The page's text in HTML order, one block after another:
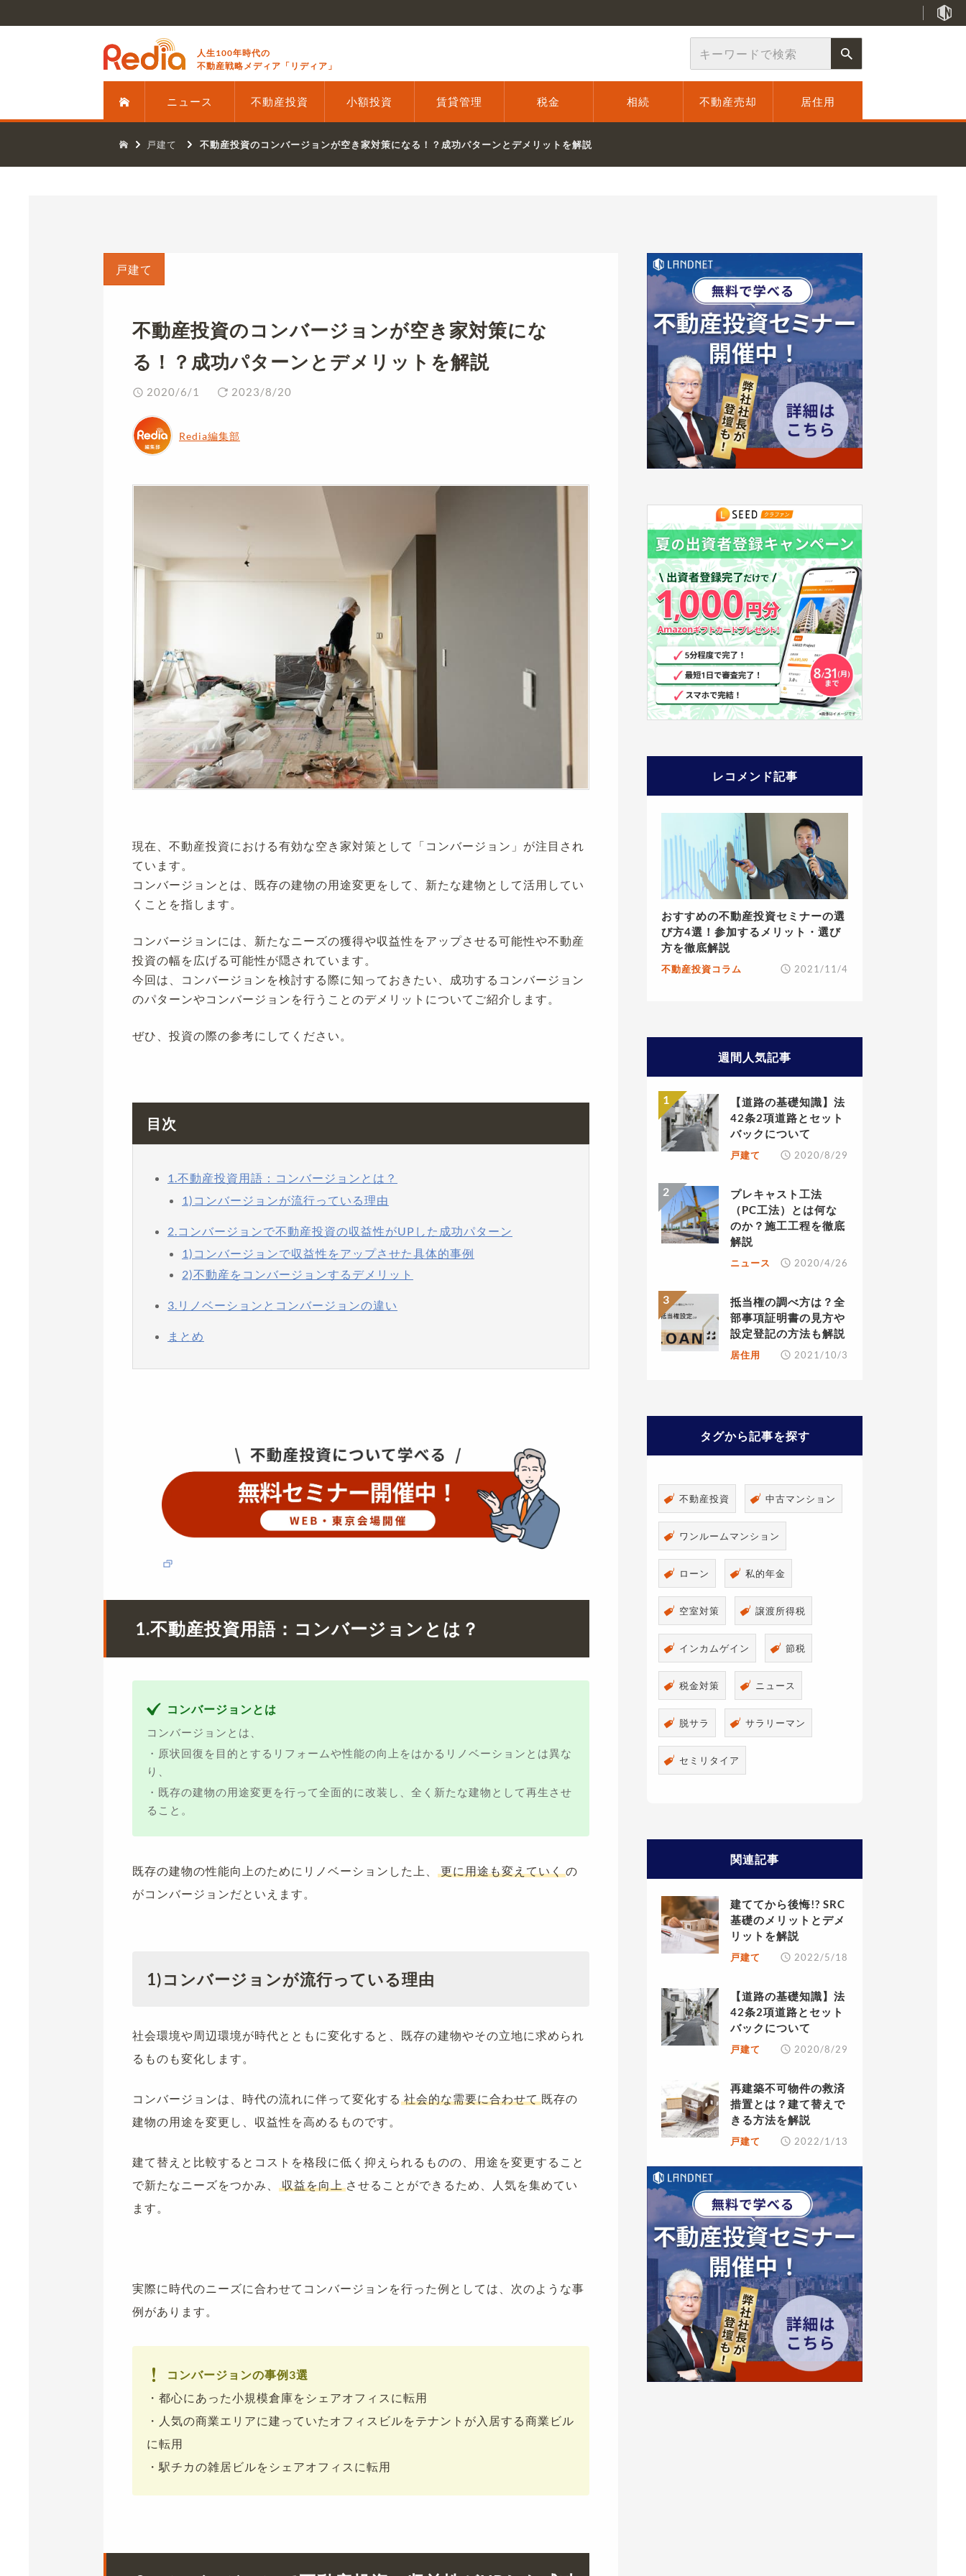
人生100年時代の
不動産戦略メディア「リディア」
ニュース 不動産投資 小額投資 賃貸管理 税金 相続 不動産売却 居住用
戸建て 不動産投資のコンバージョンが空き家対策になる！？成功パターンとデメリットを解説
戸建て
不動産投資のコンバージョンが空き家対策にな
る！？成功パターンとデメリットを解説
2020/6/1 2023/8/20
Redia編集部
現在、不動産投資における有効な空き家対策として「コンバージョン」が注目され
ています。
コンバージョンとは、既存の建物の用途変更をして、新たな建物として活用してい
くことを指します。
コンバージョンには、新たなニーズの獲得や収益性をアップさせる可能性や不動産
投資の幅を広げる可能性が隠されています。
今回は、コンバージョンを検討する際に知っておきたい、成功するコンバージョン
のパターンやコンバージョンを行うことのデメリットについてご紹介します。
ぜひ、投資の際の参考にしてください。
目次
1.不動産投資用語：コンバージョンとは？
1)コンバージョンが流行っている理由
2.コンバージョンで不動産投資の収益性がUPした成功パターン
1)コンバージョンで収益性をアップさせた具体的事例
2)不動産をコンバージョンするデメリット
3.リノベーションとコンバージョンの違い
まとめ
1.不動産投資用語：コンバージョンとは？
コンバージョンとは
コンバージョンとは、
・原状回復を目的とするリフォームや性能の向上をはかるリノベーションとは異な
り、
・既存の建物の用途変更を行って全面的に改装し、全く新たな建物として再生させ
ること。
既存の建物の性能向上のためにリノベーションした上、 更に用途も変えていく の
がコンバージョンだといえます。
1)コンバージョンが流行っている理由
社会環境や周辺環境が時代とともに変化すると、既存の建物やその立地に求められ
るものも変化します。
コンバージョンは、時代の流れに伴って変化する 社会的な需要に合わせて 既存の
建物の用途を変更し、収益性を高めるものです。
建て替えと比較するとコストを格段に低く抑えられるものの、用途を変更すること
で新たなニーズをつかみ、
収益を向上 させることができるため、人気を集めてい
ます。
実際に時代のニーズに合わせてコンバージョンを行った例としては、次のような事
例があります。
コンバージョンの事例3選
・都心にあった小規模倉庫をシェアオフィスに転用
・人気の商業エリアに建っていたオフィスビルをテナントが入居する商業ビル
に転用
・駅チカの雑居ビルをシェアオフィスに転用
レコメンド記事
おすすめの不動産投資セミナーの選
び方4選！参加するメリット・選び
方を徹底解説
不動産投資コラム 2021/11/4
週間人気記事
【道路の基礎知識】法
42条2項道路とセット
バックについて
戸建て 2020/8/29
プレキャスト工法
（PC工法）とは何な
のか？施工工程を徹底
解説
ニュース 2020/4/26
抵当権の調べ方は？全
部事項証明書の見方や
設定登記の方法も解説
居住用 2021/10/3
タグから記事を探す
不動産投資 中古マンション
ワンルームマンション
ローン 私的年金
空室対策 譲渡所得税
インカムゲイン 節税
税金対策 ニュース
脱サラ サラリーマン
セミリタイア
関連記事
建ててから後悔!? SRC
基礎のメリットとデメ
リットを解説
戸建て 2022/5/18
【道路の基礎知識】法
42条2項道路とセット
バックについて
戸建て 2020/8/29
再建築不可物件の救済
措置とは？建て替えで
きる方法を解説
戸建て 2022/1/13